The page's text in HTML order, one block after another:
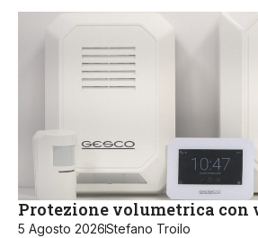
Protezione volumetrica con
5 Agosto 2026Stefano Troilo